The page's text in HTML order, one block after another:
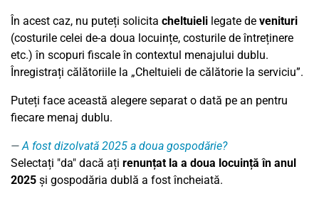
În acest caz, nu puteți solicita cheltuieli legate de venituri
(costurile celei de-a doua locuințe, costurile de întreținere
etc.) în scopuri fiscale în contextul menajului dublu.
Înregistrați călătoriile la „Cheltuieli de călătorie la serviciu”.
Puteți face această alegere separat o dată pe an pentru
fiecare menaj dublu.
A fost dizolvată 2025 a doua gospodărie?
Selectați "da" dacă ați renunțat la a doua locuință în anul
2025 și gospodăria dublă a fost încheiată.